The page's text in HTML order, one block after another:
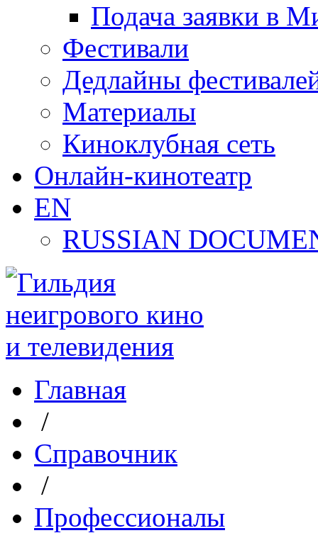
Подача заявки в
Фестивали
Дедлайны
Материалы
Киноклубная сеть
Онлайн-кинотеатр
EN
RUSSIAN
Главная
/
Справочник
/
Профессионалы